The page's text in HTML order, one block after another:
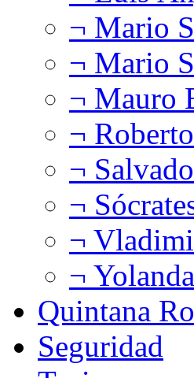
¬ Mario
¬ Mario
¬ Mauro
¬
¬
¬
¬
¬
Quintana
Seguridad